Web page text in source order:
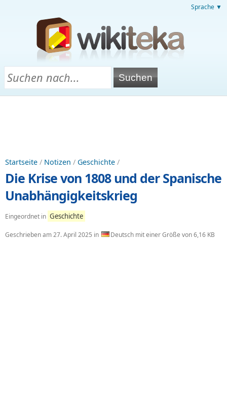
Sprache ▼
Startseite / Notizen / Geschichte /
Die Krise von 1808 und der Spanische
Unabhängigkeitskrieg
Eingeordnet in Geschichte
Geschrieben am27. April 2025 in Deutsch mit einer Größe von 6,16 KB